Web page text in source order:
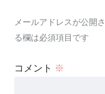
メールアドレスが公開
る欄は必須項目です
コメント ※